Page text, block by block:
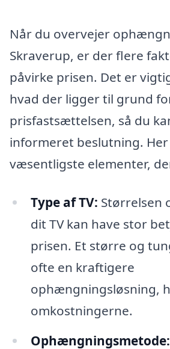
Når du overvejer
Skraverup, er der flere
påvirke prisen. Det er
hvad der ligger til grund
prisfastsættelsen, så du
informeret beslutning.
væsentligste elementer,
Type af TV: Størrelsen
dit TV kan have stor
prisen. Et større og
ofte en kraftigere
ophængningsløsning,
omkostningerne.
Ophængningsmetode: